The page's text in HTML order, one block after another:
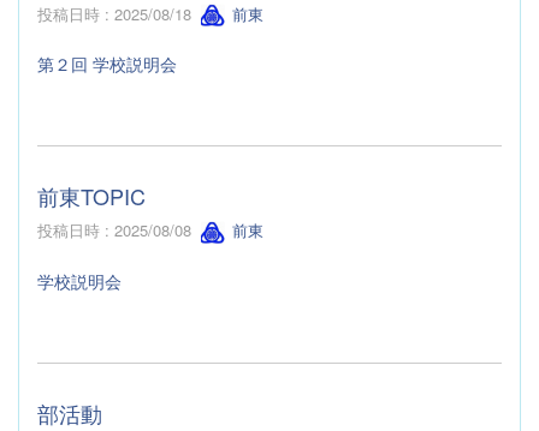
投稿日時 : 2025/08/18 前東
第２回 学校説明会
前東TOPIC
投稿日時 : 2025/08/08 前東
学校説明会
部活動